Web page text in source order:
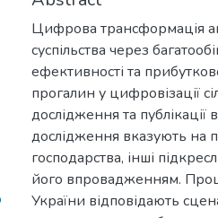
Цифрова трансформація
суспільства через
ефективності та
прогалин у цифровізації
дослідження та публікації
дослідження вказують на
господарства, інші
його впровадженням.
України відповідають